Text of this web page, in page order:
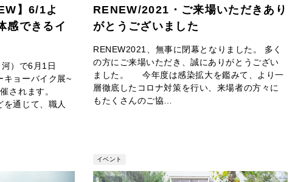
】6/1よ
感できるイ
）で6月1日
キョーバイク展~
催されます。
通じて、職人
RENEW/2021・ご来場いただきあり
がとうございました
RENEW2021、無事に閉幕となりました。 多く
の方にご来場いただき、誠にありがとうござい
ました。 今年度は感染拡大を鑑みて、より一
層徹底したコロナ対策を行い、来場者の方々に
もたくさんのご協…
イベント